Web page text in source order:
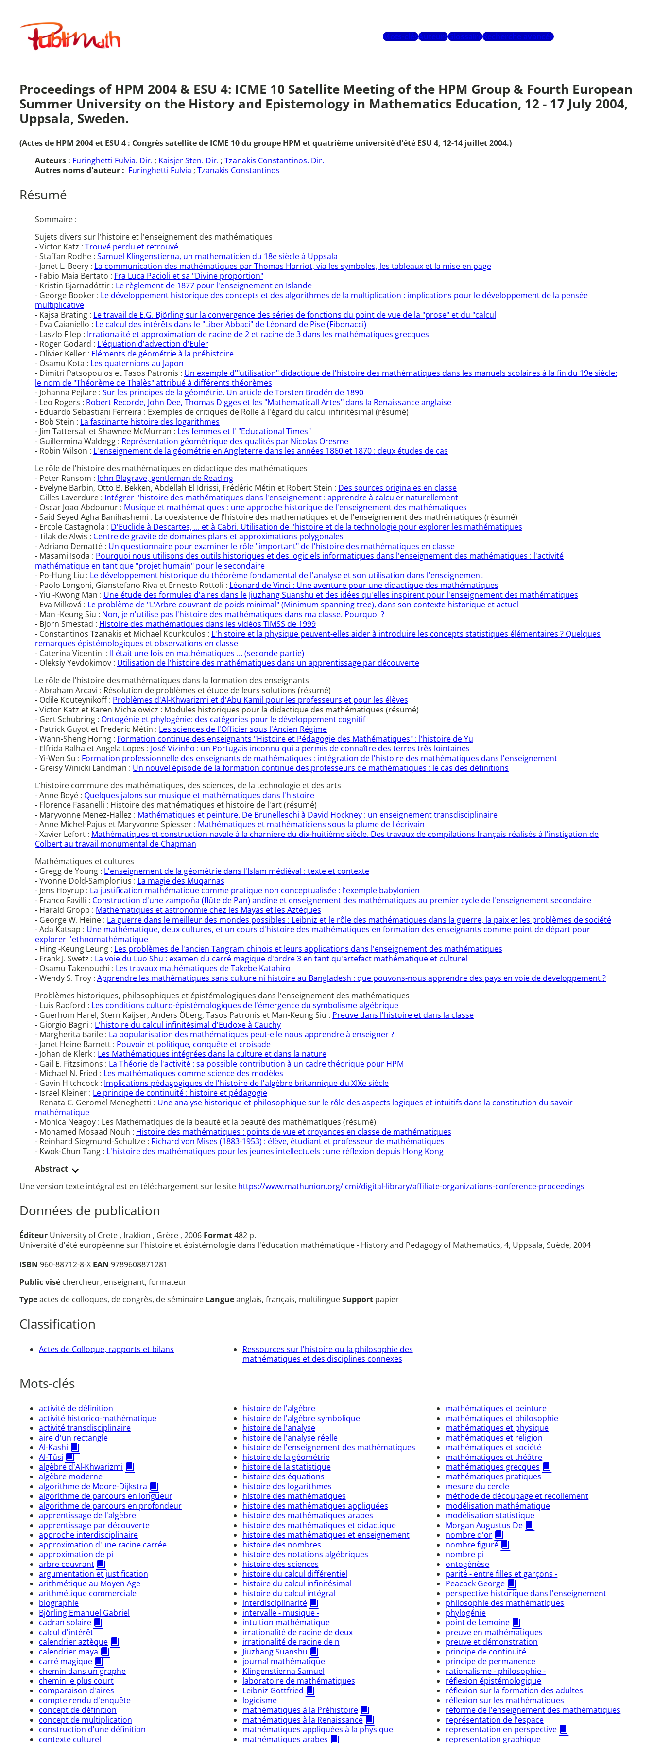
contenuPublimath
Mots-clésAuteursGlossaireRecherche avancée
Proceedings of HPM 2004 & ESU 4: ICME 10 Satellite Meeting of the HPM Group & Fourth European
Summer University on the History and Epistemology in Mathematics Education, 12 - 17 July 2004,
Uppsala, Sweden.
(Actes de HPM 2004 et ESU 4 : Congrès satellite de ICME 10 du groupe HPM et quatrième université d'été ESU 4, 12-14 juillet 2004.)
Auteurs : Furinghetti Fulvia. Dir. ; Kaisjer Sten. Dir. ; Tzanakis Constantinos. Dir.
Autres noms d'auteur : Furinghetti Fulvia ; Tzanakis Constantinos
Résumé
Sommaire :
Sujets divers sur l'histoire et l'enseignement des mathématiques
- Victor Katz : Trouvé perdu et retrouvé
- Staffan Rodhe : Samuel Klingenstierna, un mathematicien du 18e siècle à Uppsala
- Janet L. Beery : La communication des mathématiques par Thomas Harriot, via les symboles, les tableaux et la mise en page
- Fabio Maia Bertato : Fra Luca Pacioli et sa "Divine proportion"
- Kristin Bjarnadóttir : Le règlement de 1877 pour l'enseignement en Islande
- George Booker : Le développement historique des concepts et des algorithmes de la multiplication : implications pour le développement de la pensée
multiplicative
- Kajsa Brating : Le travail de E.G. Björling sur la convergence des séries de fonctions du point de vue de la "prose" et du "calcul
- Eva Caianiello : Le calcul des intérêts dans le "Liber Abbaci" de Léonard de Pise (Fibonacci)
- Laszlo Filep : Irrationalité et approximation de racine de 2 et racine de 3 dans les mathématiques grecques
- Roger Godard : L'équation d'advection d'Euler
- Olivier Keller : Eléments de géométrie à la préhistoire
- Osamu Kota : Les quaternions au Japon
- Dimitri Patsopoulos et Tasos Patronis : Un exemple d'"utilisation" didactique de l'histoire des mathématiques dans les manuels scolaires à la fin du 19e siècle:
le nom de "Théorème de Thalès" attribué à différents théorèmes
- Johanna Pejlare : Sur les principes de la géométrie. Un article de Torsten Brodén de 1890
- Leo Rogers : Robert Recorde, John Dee, Thomas Digges et les "Mathematicall Artes" dans la Renaissance anglaise
- Eduardo Sebastiani Ferreira : Exemples de critiques de Rolle à l'égard du calcul infinitésimal (résumé)
- Bob Stein : La fascinante histoire des logarithmes
- Jim Tattersall et Shawnee McMurran : Les femmes et l' "Educational Times"
- Guillermina Waldegg : Représentation géométrique des qualités par Nicolas Oresme
- Robin Wilson : L'enseignement de la géométrie en Angleterre dans les années 1860 et 1870 : deux études de cas
Le rôle de l'histoire des mathématiques en didactique des mathématiques
- Peter Ransom : John Blagrave, gentleman de Reading
- Evelyne Barbin, Otto B. Bekken, Abdellah El Idrissi, Frédéric Métin et Robert Stein : Des sources originales en classe
- Gilles Laverdure : Intégrer l'histoire des mathématiques dans l'enseignement : apprendre à calculer naturellement
- Oscar Joao Abdounur : Musique et mathématiques : une approche historique de l'enseignement des mathématiques
- Said Seyed Agha Banihashemi : La coexistence de l'histoire des mathématiques et de l'enseignement des mathématiques (résumé)
- Ercole Castagnola : D'Euclide à Descartes, ... et à Cabri. Utilisation de l'histoire et de la technologie pour explorer les mathématiques
- Tilak de Alwis : Centre de gravité de domaines plans et approximations polygonales
- Adriano Dematté : Un questionnaire pour examiner le rôle "important" de l'histoire des mathématiques en classe
- Masami Isoda : Pourquoi nous utilisons des outils historiques et des logiciels informatiques dans l'enseignement des mathématiques : l'activité
mathématique en tant que "projet humain" pour le secondaire
- Po-Hung Liu : Le développement historique du théorème fondamental de l'analyse et son utilisation dans l'enseignement
- Paolo Longoni, Gianstefano Riva et Ernesto Rottoli : Léonard de Vinci : Une aventure pour une didactique des mathématiques
- Yiu -Kwong Man : Une étude des formules d'aires dans le Jiuzhang Suanshu et des idées qu'elles inspirent pour l'enseignement des mathématiques
- Eva Milková : Le problème de "L'Arbre couvrant de poids minimal" (Minimum spanning tree), dans son contexte historique et actuel
- Man -Keung Siu : Non, je n'utilise pas l'histoire des mathématiques dans ma classe. Pourquoi ?
- Bjorn Smestad : Histoire des mathématiques dans les vidéos TIMSS de 1999
- Constantinos Tzanakis et Michael Kourkoulos : L'histoire et la physique peuvent-elles aider à introduire les concepts statistiques élémentaires ? Quelques
remarques épistémologiques et observations en classe
- Caterina Vicentini : Il était une fois en mathématiques ... (seconde partie)
- Oleksiy Yevdokimov : Utilisation de l'histoire des mathématiques dans un apprentissage par découverte
Le rôle de l'histoire des mathématiques dans la formation des enseignants
- Abraham Arcavi : Résolution de problèmes et étude de leurs solutions (résumé)
- Odile Kouteynikoff : Problèmes d'Al-Khwarizmi et d'Abu Kamil pour les professeurs et pour les élèves
- Victor Katz et Karen Michalowicz : Modules historiques pour la didactique des mathématiques (résumé)
- Gert Schubring : Ontogénie et phylogénie: des catégories pour le développement cognitif
- Patrick Guyot et Frederic Métin : Les sciences de l'Officier sous l'Ancien Régime
- Wann-Sheng Horng : Formation continue des enseignants "Histoire et Pédagogie des Mathématiques" : l'histoire de Yu
- Elfrida Ralha et Angela Lopes : José Vizinho : un Portugais inconnu qui a permis de connaître des terres très lointaines
- Yi-Wen Su : Formation professionnelle des enseignants de mathématiques : intégration de l'histoire des mathématiques dans l'enseignement
- Greisy Winicki Landman : Un nouvel épisode de la formation continue des professeurs de mathématiques : le cas des définitions
L'histoire commune des mathématiques, des sciences, de la technologie et des arts
- Anne Boyé : Quelques jalons sur musique et mathématiques dans l'histoire
- Florence Fasanelli : Histoire des mathématiques et histoire de l'art (résumé)
- Maryvonne Menez-Hallez : Mathématiques et peinture. De Brunelleschi à David Hockney : un enseignement transdisciplinaire
- Anne Michel-Pajus et Maryvonne Spiesser : Mathématiques et mathématiciens sous la plume de l'écrivain
- Xavier Lefort : Mathématiques et construction navale à la charnière du dix-huitième siècle. Des travaux de compilations français réalisés à l'instigation de
Colbert au travail monumental de Chapman
Mathématiques et cultures
- Gregg de Young : L'enseignement de la géométrie dans l'Islam médiéval : texte et contexte
- Yvonne Dold-Samplonius : La magie des Muqarnas
- Jens Hoyrup : La justification mathématique comme pratique non conceptualisée : l'exemple babylonien
- Franco Favilli : Construction d'une zampoña (flûte de Pan) andine et enseignement des mathématiques au premier cycle de l'enseignement secondaire
- Harald Gropp : Mathématiques et astronomie chez les Mayas et les Aztèques
- George W. Heine : La guerre dans le meilleur des mondes possibles : Leibniz et le rôle des mathématiques dans la guerre, la paix et les problèmes de société
- Ada Katsap : Une mathématique, deux cultures, et un cours d'histoire des mathématiques en formation des enseignants comme point de départ pour
explorer l'ethnomathématique
- Hing -Keung Leung : Les problèmes de l'ancien Tangram chinois et leurs applications dans l'enseignement des mathématiques
- Frank J. Swetz : La voie du Luo Shu : examen du carré magique d'ordre 3 en tant qu'artefact mathématique et culturel
- Osamu Takenouchi : Les travaux mathématiques de Takebe Katahiro
- Wendy S. Troy : Apprendre les mathématiques sans culture ni histoire au Bangladesh : que pouvons-nous apprendre des pays en voie de développement ?
Problèmes historiques, philosophiques et épistémologiques dans l'enseignement des mathématiques
- Luis Radford : Les conditions culturo-épistémologiques de l'émergence du symbolisme algébrique
- Guerhom Harel, Stern Kaijser, Anders Öberg, Tasos Patronis et Man-Keung Siu : Preuve dans l'histoire et dans la classe
- Giorgio Bagni : L'histoire du calcul infinitésimal d'Eudoxe à Cauchy
- Margherita Barile : La popularisation des mathématiques peut-elle nous apprendre à enseigner ?
- Janet Heine Barnett : Pouvoir et politique, conquête et croisade
- Johan de Klerk : Les Mathématiques intégrées dans la culture et dans la nature
- Gail E. Fitzsimons : La Théorie de l'activité : sa possible contribution à un cadre théorique pour HPM
- Michael N. Fried : Les mathématiques comme science des modèles
- Gavin Hitchcock : Implications pédagogiques de l'histoire de l'algèbre britannique du XIXe siècle
- Israel Kleiner : Le principe de continuité : histoire et pédagogie
- Renata C. Geromel Meneghetti : Une analyse historique et philosophique sur le rôle des aspects logiques et intuitifs dans la constitution du savoir
mathématique
- Monica Neagoy : Les Mathématiques de la beauté et la beauté des mathématiques (résumé)
- Mohamed Mosaad Nouh : Histoire des mathématiques : points de vue et croyances en classe de mathématiques
- Reinhard Siegmund-Schultze : Richard von Mises (1883-1953) : élève, étudiant et professeur de mathématiques
- Kwok-Chun Tang : L'histoire des mathématiques pour les jeunes intellectuels : une réflexion depuis Hong Kong
Abstract
Une version texte intégral est en téléchargement sur le site https://www.mathunion.org/icmi/digital-library/affiliate-organizations-conference-proceedings
Données de publication
Éditeur University of Crete , Iraklion , Grèce , 2006 Format482 p.
Université d'été européenne sur l'histoire et épistémologie dans l'éducation mathématique - History and Pedagogy of Mathematics, 4, Uppsala, Suède, 2004
ISBN 960-88712-8-X EAN 9789608871281
Public visé chercheur, enseignant, formateur
Typeactes de colloques, de congrès, de séminaire Langueanglais, français, multilingueSupport papier
Classification
Actes de Colloque, rapports et bilans
Ressources sur l'histoire ou la philosophie des
mathématiques et des disciplines connexes
Mots-clés
activité de définition
activité historico-mathématique
activité transdisciplinaire
aire d'un rectangle
Al-Kashi
Al-Tûsi
algèbre d'Al-Khwarizmi
algèbre moderne
algorithme de Moore-Dijkstra
algorithme de parcours en longueur
algorithme de parcours en profondeur
apprentissage de l'algèbre
apprentissage par découverte
approche interdisciplinaire
approximation d'une racine carrée
approximation de pi
arbre couvrant
argumentation et justification
arithmétique au Moyen Age
arithmétique commerciale
biographie
Björling Emanuel Gabriel
cadran solaire
calcul d'intérêt
calendrier aztèque
calendrier maya
carré magique
chemin dans un graphe
chemin le plus court
comparaison d'aires
compte rendu d'enquête
concept de définition
concept de multiplication
construction d'une définition
contexte culturel
histoire de l'algèbre
histoire de l'algèbre symbolique
histoire de l'analyse
histoire de l'analyse réelle
histoire de l'enseignement des mathématiques
histoire de la géométrie
histoire de la statistique
histoire des équations
histoire des logarithmes
histoire des mathématiques
histoire des mathématiques appliquées
histoire des mathématiques arabes
histoire des mathématiques et didactique
histoire des mathématiques et enseignement
histoire des nombres
histoire des notations algébriques
histoire des sciences
histoire du calcul différentiel
histoire du calcul infinitésimal
histoire du calcul intégral
interdisciplinarité
intervalle - musique -
intuition mathématique
irrationalité de racine de deux
irrationalité de racine de n
Jiuzhang Suanshu
journal mathématique
Klingenstierna Samuel
laboratoire de mathématiques
Leibniz Gottfried
logicisme
mathématiques à la Préhistoire
mathématiques à la Renaissance
mathématiques appliquées à la physique
mathématiques arabes
mathématiques et peinture
mathématiques et philosophie
mathématiques et physique
mathématiques et religion
mathématiques et société
mathématiques et théâtre
mathématiques grecques
mathématiques pratiques
mesure du cercle
méthode de découpage et recollement
modélisation mathématique
modélisation statistique
Morgan Augustus De
nombre d'or
nombre figuré
nombre pi
ontogénèse
parité - entre filles et garçons -
Peacock George
perspective historique dans l'enseignement
philosophie des mathématiques
phylogénie
point de Lemoine
preuve en mathématiques
preuve et démonstration
principe de continuité
principe de permanence
rationalisme - philosophie -
réflexion épistémologique
réflexion sur la formation des adultes
réflexion sur les mathématiques
réforme de l'enseignement des mathématiques
représentation de l'espace
représentation en perspective
représentation graphique